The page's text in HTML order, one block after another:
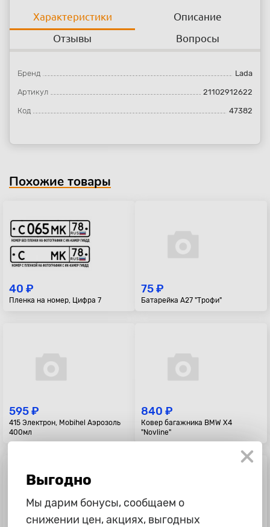
Характеристики
Описание
Отзывы
Вопросы
Бренд Lada
Артикул 21102912622
Код 47382
Похожие товары
40 ₽
Пленка на номер, Цифра 7
75 ₽
Батарейка A27 "Трофи"
595 ₽
415 Электрон, Mobihel Аэрозоль
400мл
840 ₽
Ковер багажника BMW X4
"Novline"
Выгодно
Мы дарим бонусы, сообщаем о
снижении цен, акциях, выгодных